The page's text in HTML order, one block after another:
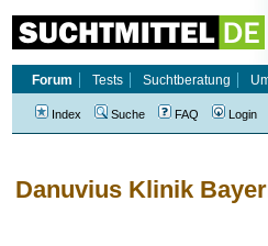
Danuvius Klinik
Forum
Tests Suchtberatung
Index Suche FAQ Login